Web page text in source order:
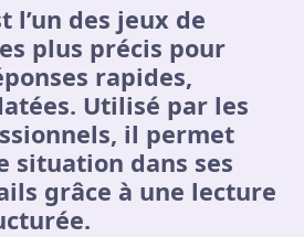
l’un des jeux de
plus précis pour
rapides,
Utilisé par les
il permet
situation dans ses
grâce à une lecture